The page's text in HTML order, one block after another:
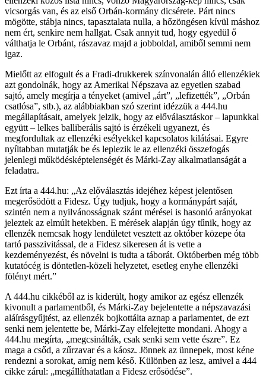
vicsorgás van, és az első Orbán-kormány dicsérete. Párt nincs
mögötte, stábja nincs, tapasztalata nulla, a hőzöngésen kívül máshoz
nem ért, senkire nem hallgat. Csak annyit tud, hogy egyedül ő
válthatja le Orbánt, rászavaz majd a jobboldal, amiből semmi nem
igaz.
Mielőtt az elfogult és a Fradi-drukkerek színvonalán álló ellenzékiek
azt gondolnák, hogy az Amerikai Népszava az egyetlen szabad
sajtó, amely megírja a tényeket (amivel „árt”, „lefizették”, „Orbán
csatlósa”, stb.), az alábbiakban szó szerint idézzük a 444.hu
megállapításait, amelyek jelzik, hogy az előválasztáskor – lapunkkal
együtt – lelkes balliberális sajtó is érzékeli ugyanezt, és
megfordultak az ellenzéki esélyekkel kapcsolatos kilátásai. Egyre
nyíltabban mutatják be és leplezik le az ellenzéki összefogás
jelenlegi működésképtelenségét és Márki-Zay alkalmatlanságát a
feladatra.
Ezt írta a 444.hu: „Az előválasztás idejéhez képest jelentősen
megerősödött a Fidesz. Úgy tudjuk, hogy a kormánypárt saját,
szintén nem a nyilvánosságnak szánt mérései is hasonló arányokat
jeleztek az elmúlt hetekben. E mérések alapján úgy tűnik, hogy az
ellenzék nemcsak hogy lendületet vesztett az október közepe óta
tartó passzivitással, de a Fidesz sikeresen át is vette a
kezdeményezést, és növelni is tudta a táborát. Októberben még több
kutatócég is döntetlen-közeli helyzetet, esetleg enyhe ellenzéki
fölényt mért.”
A 444.hu cikkéből az is kiderült, hogy amikor az egész ellenzék
kivonult a parlamentből, és Márki-Zay bejelentette a népszavazási
aláírásgyűjtést, az ellenzék bojkottálta aznap a parlamentet, de ezt
senki nem jelentette be, Márki-Zay elfelejtette mondani. Ahogy a
444.hu megírta, „megcsinálták, csak senki sem vette észre”. Ez
maga a csőd, a zűrzavar és a káosz. Jönnek az ünnepek, most kéne
rendezni a sorokat, amíg nem késő. Különben az lesz, amivel a 444
cikke zárul: „megállíthatatlan a Fidesz erősödése”.